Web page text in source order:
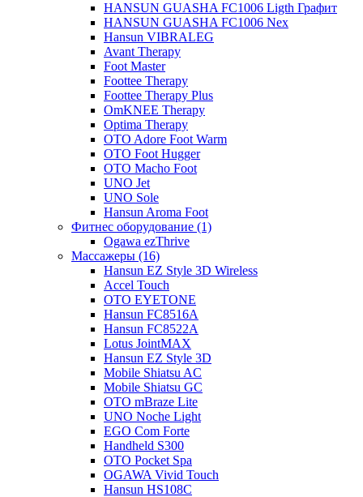
HANSUN GUASHA FC1006 Ligth Графит
HANSUN GUASHA FC1006 Nex
Hansun VIBRALEG
Avant Therapy
Foot Master
Foottee Therapy
Foottee Therapy Plus
OmKNEE Therapy
Optima Therapy
OTO Adore Foot Warm
OTO Foot Hugger
OTO Macho Foot
UNO Jet
UNO Sole
Hansun Aroma Foot
Фитнес оборудование (1)
Ogawa ezThrive
Массажеры (16)
Hansun EZ Style 3D Wireless
Accel Touch
OTO EYETONE
Hansun FC8516A
Hansun FC8522A
Lotus JointMAX
Hansun EZ Style 3D
Mobile Shiatsu AC
Mobile Shiatsu GC
OTO mBraze Lite
UNO Noche Light
EGO Com Forte
Handheld S300
OTO Pocket Spa
OGAWA Vivid Touch
Hansun HS108C